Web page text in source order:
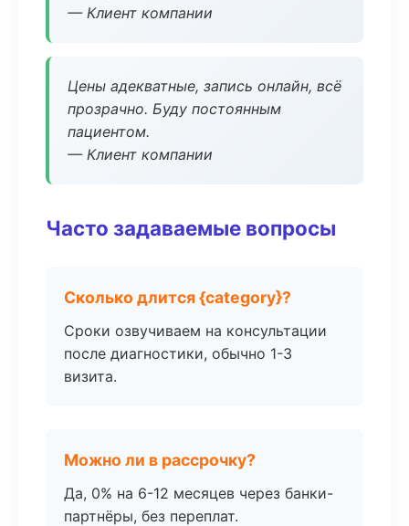
— Клиент компании
Цены адекватные, запись онлайн, всё
прозрачно. Буду постоянным
пациентом.
— Клиент компании
Часто задаваемые вопросы
Сколько длится {category}?
Сроки озвучиваем на консультации
после диагностики, обычно 1-3
визита.
Можно ли в рассрочку?
Да, 0% на 6-12 месяцев через банки-
партнёры, без переплат.